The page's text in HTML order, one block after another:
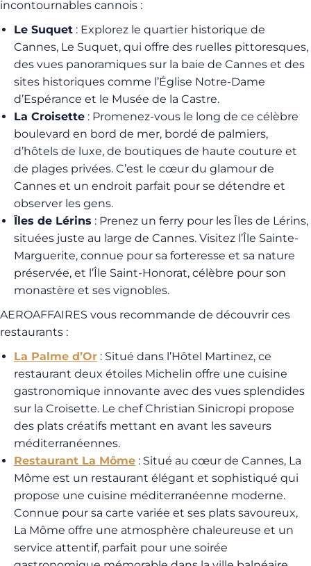
incontournables cannois :
Le Suquet : Explorez le quartier historique de
Cannes, Le Suquet, qui offre des ruelles pittoresques,
des vues panoramiques sur la baie de Cannes et des
sites historiques comme l’Église Notre-Dame
d’Espérance et le Musée de la Castre.
La Croisette : Promenez-vous le long de ce célèbre
boulevard en bord de mer, bordé de palmiers,
d’hôtels de luxe, de boutiques de haute couture et
de plages privées. C’est le cœur du glamour de
Cannes et un endroit parfait pour se détendre et
observer les gens.
Îles de Lérins : Prenez un ferry pour les Îles de Lérins,
situées juste au large de Cannes. Visitez l’Île Sainte-
Marguerite, connue pour sa forteresse et sa nature
préservée, et l’Île Saint-Honorat, célèbre pour son
monastère et ses vignobles.
AEROAFFAIRES vous recommande de découvrir ces
restaurants :
La Palme d’Or : Situé dans l’Hôtel Martinez, ce
restaurant deux étoiles Michelin offre une cuisine
gastronomique innovante avec des vues splendides
sur la Croisette. Le chef Christian Sinicropi propose
des plats créatifs mettant en avant les saveurs
méditerranéennes.
Restaurant La Môme : Situé au cœur de Cannes, La
Môme est un restaurant élégant et sophistiqué qui
propose une cuisine méditerranéenne moderne.
Connue pour sa carte variée et ses plats savoureux,
La Môme offre une atmosphère chaleureuse et un
service attentif, parfait pour une soirée